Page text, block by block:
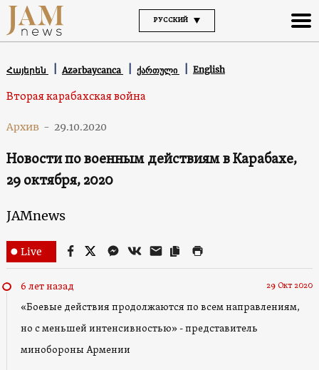
РУССКИЙ
Հայերեն Azərbaycanca ქართული English
Вторая карабахская война
Архив - 29.10.2020
Новости по военным действиям в Карабахе,
29 октября, 2020
JAMnews
Live
6 лет назад 29 Окт 2020
«Боевые действия продолжаются по всем направлениям,
но с меньшей интенсивностью» - представитель
минобороны Армении